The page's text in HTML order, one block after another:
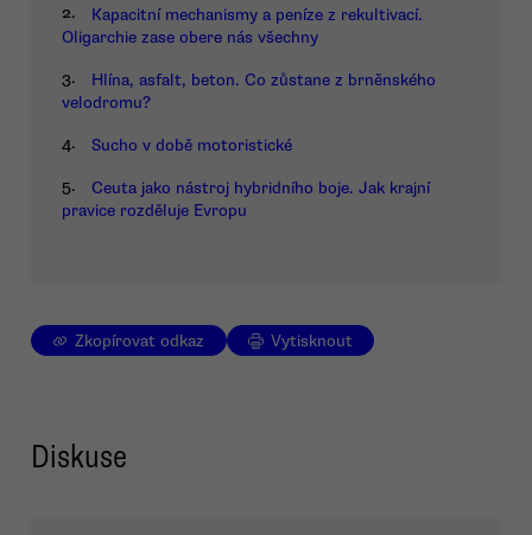
2.
Kapacitní mechanismy a peníze z rekultivací.
Oligarchie zase obere nás všechny
3.
Hlína, asfalt, beton. Co zůstane z brněnského
velodromu?
4. Sucho v době motoristické
5.
Ceuta jako nástroj hybridního boje. Jak krajní
pravice rozděluje Evropu
Zkopírovat odkaz Vytisknout
Diskuse